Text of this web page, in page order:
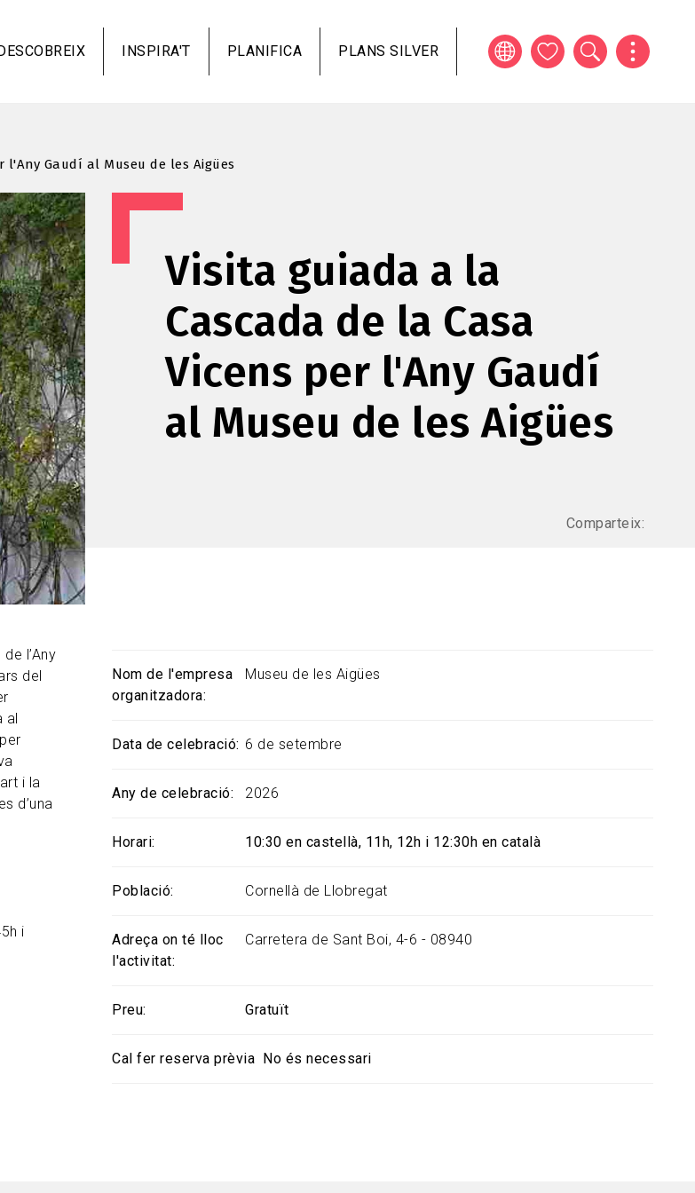
al
contingut
INSPIRA'T PLANIFICA PLANS SILVER
l'Any Gaudí al Museu de les Aigües
Visita guiada a la
Cascada de la Casa
Vicens per l'Any Gaudí
al Museu de les Aigües
Comparteix:
l’Any
del
al
i la
d’una
i
Nom de l'empresa
organitzadora
Museu de les Aigües
Data de celebració 6 de setembre
Any de celebració 2026
Horari 10:30 en castellà, 11h, 12h i 12:30h en català
Població Cornellà de Llobregat
Adreça on té lloc
l'activitat
Carretera de Sant Boi, 4-6 - 08940
Preu Gratuït
Cal fer reserva prèvia No és necessari